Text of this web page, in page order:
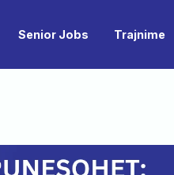
Senior Jobs Trajnime